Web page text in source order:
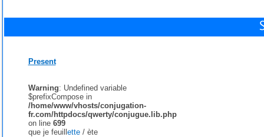
Present
Warning: Undefined variable
$prefixCompose in
/home/www/vhosts/conjugation-
fr.com/httpdocs/qwerty/conjugue.lib.php
on line 699
que je feuill ette/ ète